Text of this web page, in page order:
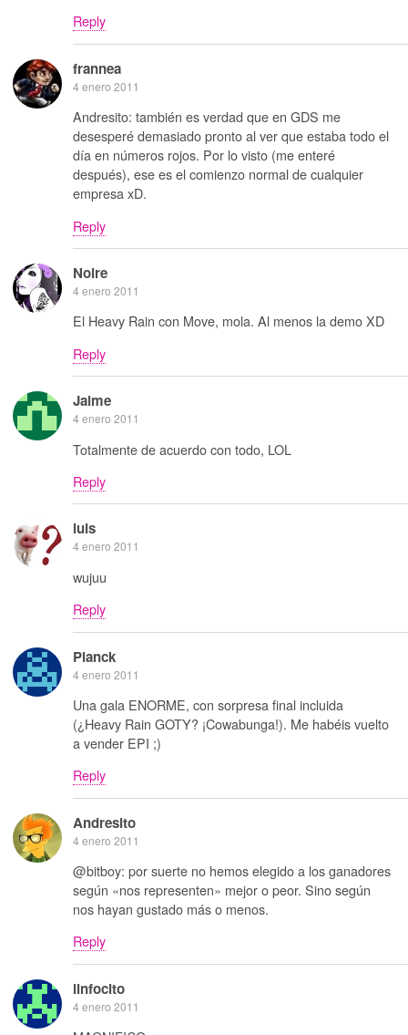
Reply
frannea
4 enero 2011
Andresito: también es verdad que en GDS me
desesperé demasiado pronto al ver que estaba todo el
día en números rojos. Por lo visto (me enteré
después), ese es el comienzo normal de cualquier
empresa xD.
Reply
Noire
4 enero 2011
El Heavy Rain con Move, mola. Al menos la demo XD
Reply
Jaime
4 enero 2011
Totalmente de acuerdo con todo, LOL
Reply
luis
4 enero 2011
wujuu
Reply
Planck
4 enero 2011
Una gala ENORME, con sorpresa final incluida
(¿Heavy Rain GOTY? ¡Cowabunga!). Me habéis vuelto
a vender EPI ;)
Reply
Andresito
4 enero 2011
@bitboy: por suerte no hemos elegido a los ganadores
según «nos representen» mejor o peor. Sino según
nos hayan gustado más o menos.
Reply
linfocito
4 enero 2011